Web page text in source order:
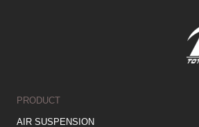
PRODUCT
AIR SUSPENSION